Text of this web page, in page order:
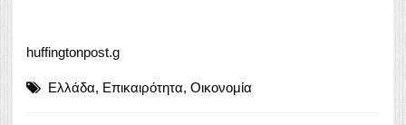
huffingtonpost.g
Ελλάδα, Επικαιρότητα, Οικονομία